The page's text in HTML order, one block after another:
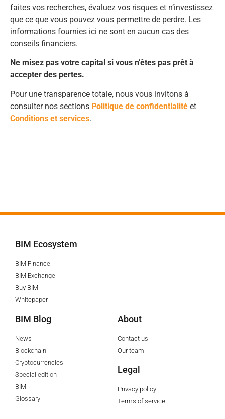
faites vos recherches, évaluez vos risques et n’investissez
que ce que vous pouvez vous permettre de perdre. Les
informations fournies ici ne sont en aucun cas des
conseils financiers.
Ne misez pas votre capital si vous n’êtes pas prêt à
accepter des pertes.
Pour une transparence totale, nous vous invitons à
consulter nos sections Politique de confidentialité et
Conditions et services.
BIM Ecosystem
BIM Finance
BIM Exchange
Buy BIM
Whitepaper
BIM Blog
News
Blockchain
Cryptocurrencies
Special edition
BIM
Glossary
About
Contact us
Our team
Legal
Privacy policy
Terms of service